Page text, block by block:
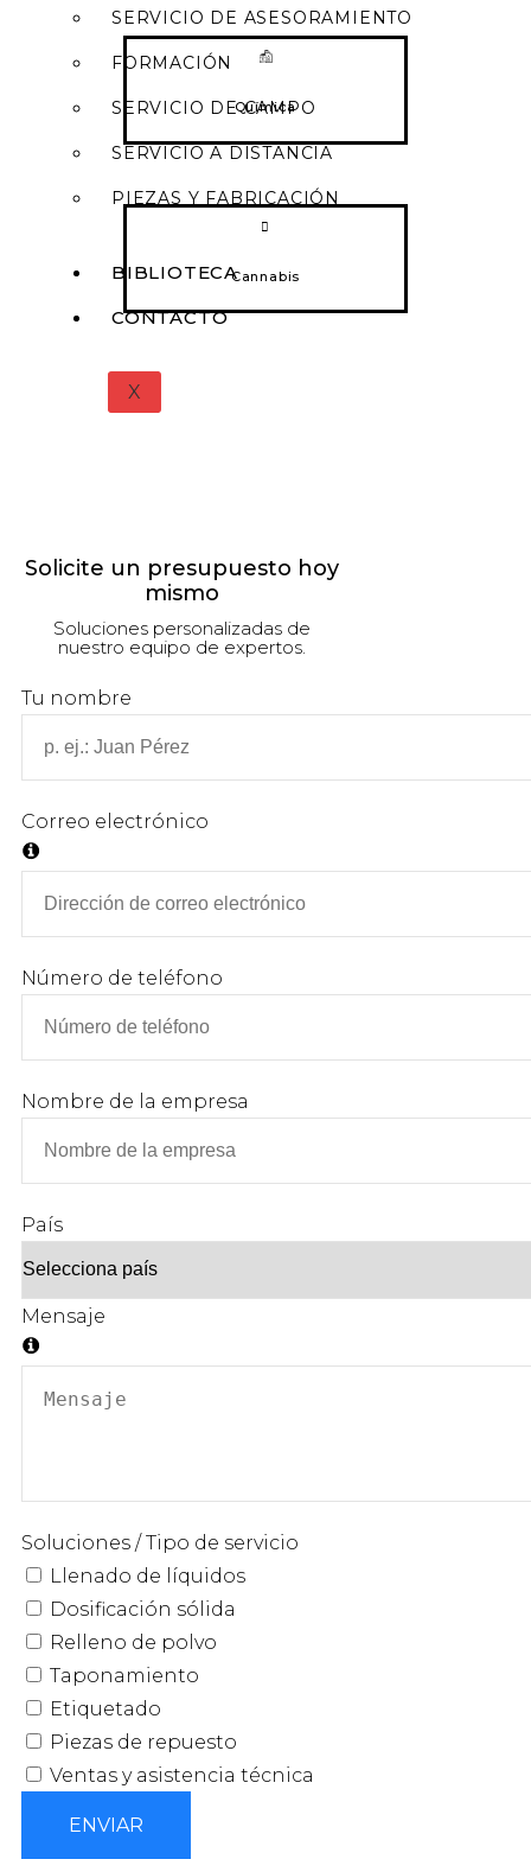
SERVICIO DE ASESORAMIENTO
FORMACIÓN
SERVICIO DE CAMPO
SERVICIO A DISTANCIA
PIEZAS Y FABRICACIÓN
BIBLIOTECA
CONTACTO
X
Química
Cannabis
Solicite un presupuesto hoy
mismo
Soluciones personalizadas de
nuestro equipo de expertos.
Tu nombre
Correo electrónico
Número de teléfono
Nombre de la empresa
País
Mensaje
Soluciones / Tipo de servicio
Llenado de líquidos
Dosificación sólida
Relleno de polvo
Taponamiento
Etiquetado
Piezas de repuesto
Ventas y asistencia técnica
ENVIAR